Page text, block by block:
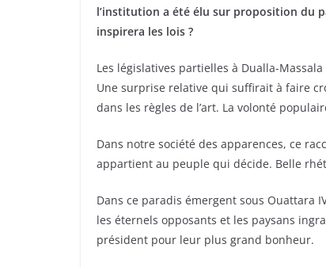
l’institution a été élu sur proposition du
inspirera les lois ?
Les législatives partielles à Dualla-
Une surprise relative qui suffirait à faire
dans les règles de l’art. La volonté
Dans notre société des apparences, ce
appartient au peuple qui décide. Belle
Dans ce paradis émergent sous Ouattara
les éternels opposants et les paysans
président pour leur plus grand bonheur.